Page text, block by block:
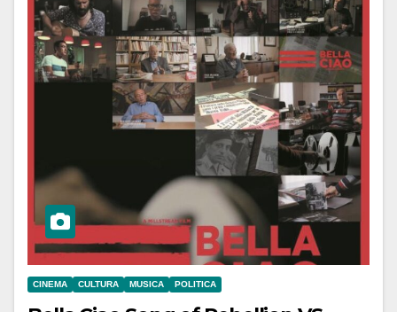
CINEMA CULTURA MUSICA POLITICA